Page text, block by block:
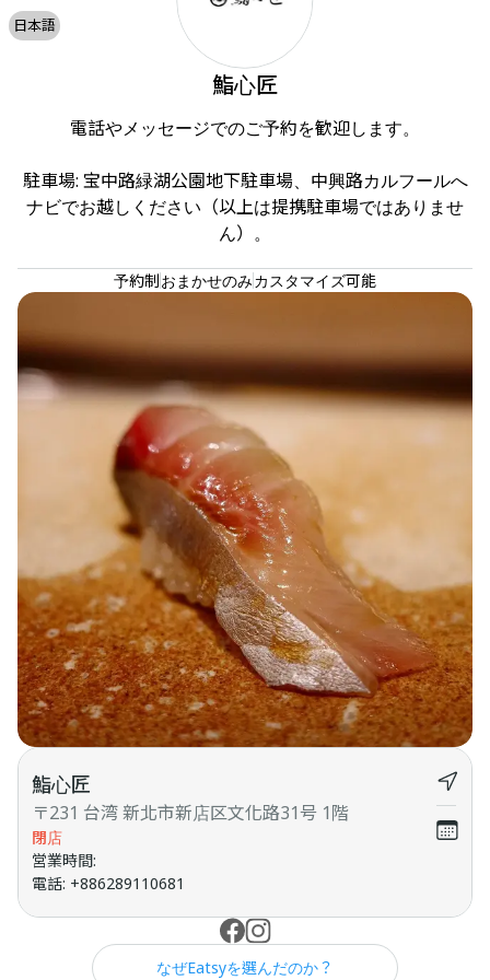
日本語
鮨心匠
電話やメッセージでのご予約を歓迎します。
駐車場: 宝中路緑湖公園地下駐車場、中興路カルフールへ
ナビでお越しください（以上は提携駐車場ではありませ
ん）。
予約制おまかせのみカスタマイズ可能
鮨心匠
〒231 台湾 新北市新店区文化路31号 1階
閉店
営業時間:
電話: +886289110681
なぜEatsyを選んだのか？